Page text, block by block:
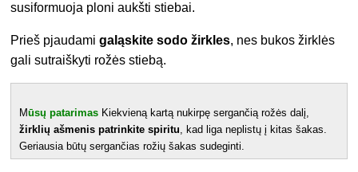
susiformuoja ploni aukšti stiebai.
Prieš pjaudamigaląskite sodo žirkles, nes bukos žirklės
gali sutraiškyti rožės stiebą.
Mūsų patarimas Kiekvieną kartą nukirpę sergančią rožės dalį,
žirklių ašmenis patrinkite spiritu, kad liga neplistų į kitas šakas.
Geriausia būtų sergančias rožių šakas sudeginti.